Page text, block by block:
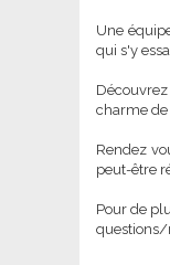
Une
qui s'y
charme de
Rendez
peut-être
Pour de
questions/